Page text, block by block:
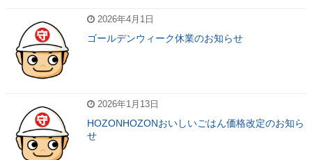
2026年4月1日
ゴールデンウィーク休業のお知らせ
2026年1月13日
HOZONHOZONおいしいごはん価格改定のお知ら
せ